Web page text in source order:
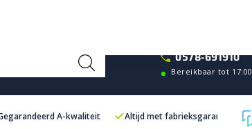
0578-691910
Bereikbaar tot 17:00
A-kwaliteit Altijd met fabrieksgarantie